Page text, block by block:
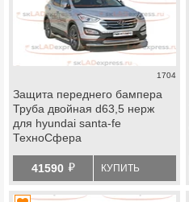
1704
Защита переднего бампера
Труба двойная d63,5 нерж
для hyundai santa-fe
ТехноСфера
41590 й КУПИТЬ